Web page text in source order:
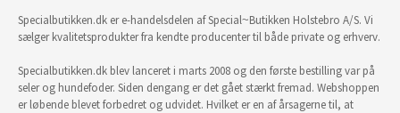
Specialbutikken.dk er e-handelsdelen af Special~Butikken Holstebro A/S. Vi
sælger kvalitetsprodukter fra kendte producenter til både private og erhverv.
Specialbutikken.dk blev lanceret i marts 2008 og den første bestilling var på
seler og hundefoder. Siden dengang er det gået stærkt fremad. Webshoppen
er løbende blevet forbedret og udvidet. Hvilket er en af årsagerne til, at